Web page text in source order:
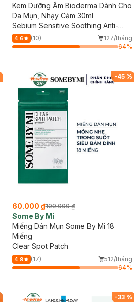
Kem Dưỡng Ẩm Bioderma Dành Cho
Da Mụn, Nhạy Cảm 30ml
Sebium Sensitive Soothing Anti-
Blemish Care
4.6 (10)
127/tháng
64%
-45 %
60.000 ₫109.000 ₫
Some By Mi
Miếng Dán Mụn Some By Mi 18
Miếng
Clear Spot Patch
4.9 (17)
512/tháng
64%
-33 %